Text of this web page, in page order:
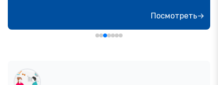
Посмотреть→